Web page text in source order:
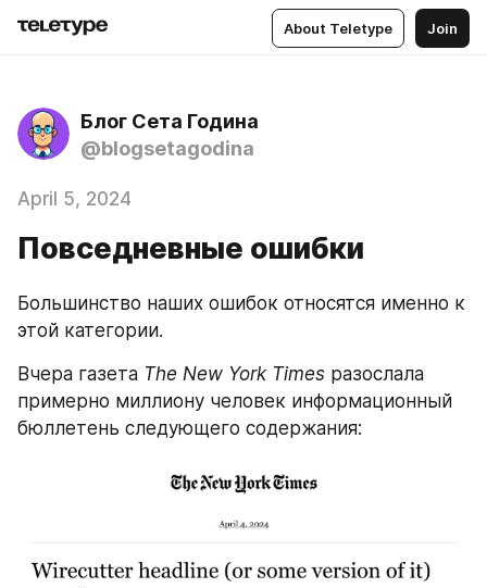
About Teletype Join
Блог Сета Година
@blogsetagodina
April 5, 2024
Повседневные ошибки
Большинство наших ошибок относятся именно к
этой категории.
Вчера газета The New York Times разослала
примерно миллиону человек информационный
бюллетень следующего содержания: